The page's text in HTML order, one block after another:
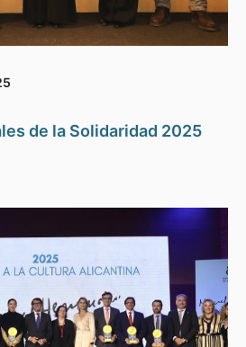
de la Solidaridad 2025